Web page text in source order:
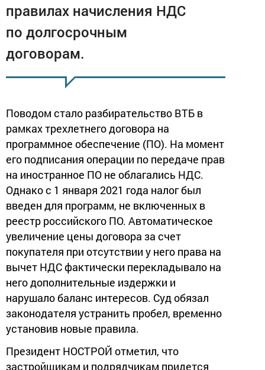
правилах начисления НДС
по долгосрочным
договорам.
Поводом стало разбирательство ВТБ в
рамках трехлетнего договора на
программное обеспечение (ПО). На момент
его подписания операции по передаче прав
на иностранное ПО не облагались НДС.
Однако с 1 января 2021 года налог был
введен для программ, не включенных в
реестр российского ПО. Автоматическое
увеличение цены договора за счет
покупателя при отсутствии у него права на
вычет НДС фактически перекладывало на
него дополнительные издержки и
нарушало баланс интересов. Суд обязал
законодателя устранить пробел, временно
установив новые правила.
Президент НОСТРОЙ отметил, что
застройщикам и подрядчикам придется